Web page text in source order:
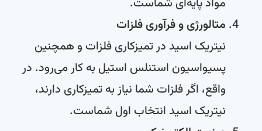
متالورژی و فرآوری فلزات
نیتریک اسید در تمیزکاری فلزات و همچنین
پسیواسیون استنلس استیل به کار می‌رود. در
واقع، اگر فلزات شما نیاز به تمیزکاری دارند،
نیتریک اسید انتخاب اول شماست.